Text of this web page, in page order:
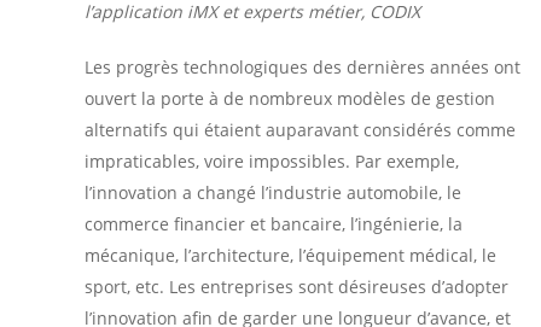
l’application iMX et experts métier, CODIX
Les progrès technologiques des dernières années ont
ouvert la porte à de nombreux modèles de gestion
alternatifs qui étaient auparavant considérés comme
impraticables, voire impossibles. Par exemple,
l’innovation a changé l’industrie automobile, le
commerce financier et bancaire, l’ingénierie, la
mécanique, l’architecture, l’équipement médical, le
sport, etc. Les entreprises sont désireuses d’adopter
l’innovation afin de garder une longueur d’avance, et